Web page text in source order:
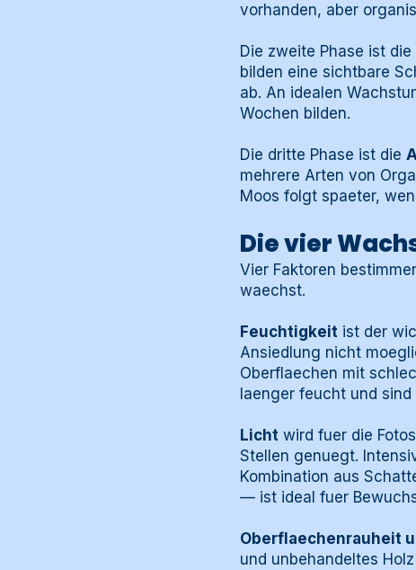
vorhanden, aber
Die zweite Phase ist die
bilden eine sichtbare
ab. An idealen
Wochen bilden.
Die dritte Phase ist die
mehrere Arten von
Moos folgt spaeter,
Die vier
Vier Faktoren
waechst.
Feuchtigkeit ist der
Ansiedlung nicht
Oberflaechen mit
laenger feucht und
Licht wird fuer die
Stellen genuegt.
Kombination aus
— ist ideal fuer
Oberflaechenrauheit
und unbehandeltes